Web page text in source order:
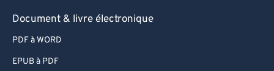
Document & livre électronique
PDF à WORD
EPUB à PDF